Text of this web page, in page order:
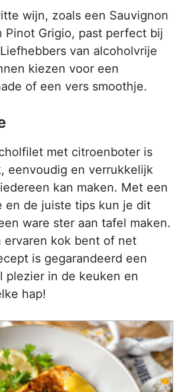
wijn, zoals een Sauvignon
Pinot Grigio, past perfect bij
van alcoholvrije
kiezen voor een
of een vers smoothje.
met citroenboter is
eenvoudig en verrukkelijk
kan maken. Met een
en de juiste tips kun je dit
ware ster aan tafel maken.
ervaren kok bent of net
is gegarandeerd een
plezier in de keuken en
hap!